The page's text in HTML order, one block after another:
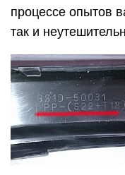
процессе опытов
так и